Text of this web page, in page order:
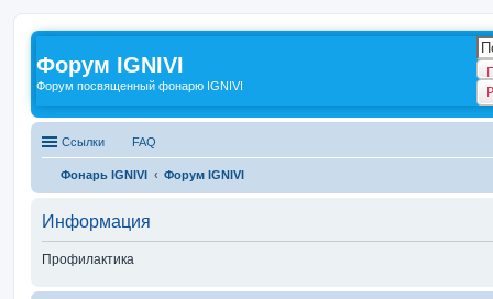
Форум IGNIVI
Форум посвященный фонарю IGNIVI
Ссылки FAQ
Фонарь IGNIVI Форум IGNIVI
Информация
Профилактика